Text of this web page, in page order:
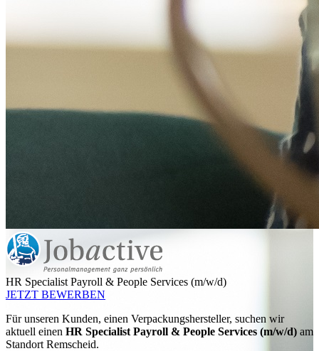
HR Specialist Payroll & People Services (m/w/d)
JETZT BEWERBEN
Für unseren Kunden, einen Verpackungshersteller, suchen wir
aktuell einen HR Specialist Payroll & People Services (m/w/d) am
Standort Remscheid.